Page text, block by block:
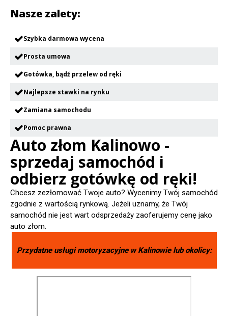
Nasze zalety:
Szybka darmowa wycena
Prosta umowa
Gotówka, bądź przelew od ręki
Najlepsze stawki na rynku
Zamiana samochodu
Pomoc prawna
Auto złom Kalinowo -
sprzedaj samochód i
odbierz gotówkę od ręki!
Chcesz zezłomować Twoje auto? Wycenimy Twój samochód
zgodnie z wartością rynkową. Jeżeli uznamy, że Twój
samochód nie jest wart odsprzedaży zaoferujemy cenę jako
auto złom.
Przydatne usługi motoryzacyjne wKalinowielub okolicy: